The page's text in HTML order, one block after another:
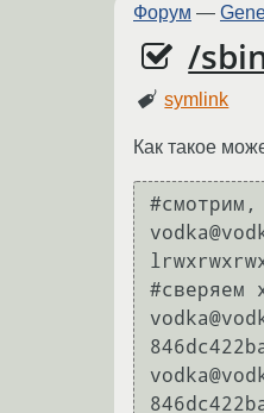
Форум —
/
symlink
Как такое
#сверяем